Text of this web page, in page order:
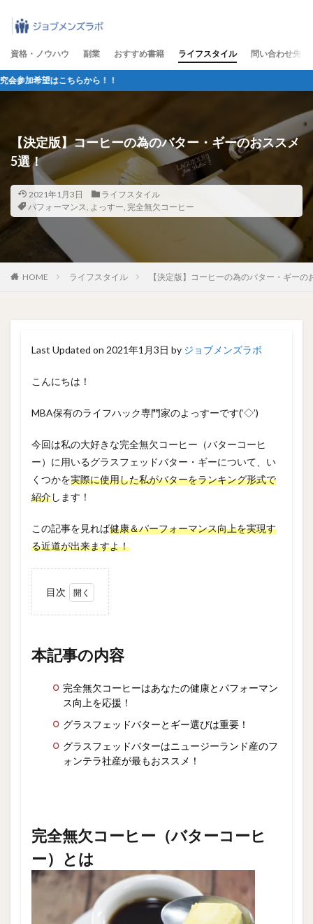
資格・ノウハウ 副業 おすすめ書籍 ライフスタイル 問い合わせ先
らから！！
【決定版】コーヒーの為のバター・ギーのおススメ
5選！
2021年1月3日
ライフスタイル
パフォーマンス, よっすー, 完全無欠コーヒー
HOME ライフスタイル 【決定版】コーヒーの為のバター・ギーの
Last Updated on 2021年1月3日 by ジョブメンズラボ
こんにちは！
MBA保有のライフハック専門家のよっすーです(‘◇’)ゞ
今回は私の大好きな完全無欠コーヒー（バターコーヒ
ー）に用いるグラスフェッドバター・ギーについて、い
くつかを実際に使用した私がバターをランキング形式で
紹介します！
この記事を見れば健康＆パーフォーマンス向上を実現す
る近道が出来ますよ！
目次
内容
完全
ヒー
ター
グラ
ェッ
ドバ
ター
本記事の内容
完全無欠コーヒーはあなたの健康とパフォーマン
ス向上を応援！
グラスフェッドバターとギー選びは重要！
グラスフェッドバターはニュージーランド産のフ
ォンテラ社産が最もおススメ！
完全無欠コーヒー（バターコーヒ
ー）とは